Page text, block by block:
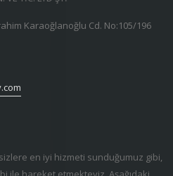
Karaoğlanoğlu Cd. No:105/196
sizlere en iyi hizmeti sunduğumuz gibi,